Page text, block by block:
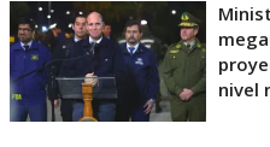
nivel